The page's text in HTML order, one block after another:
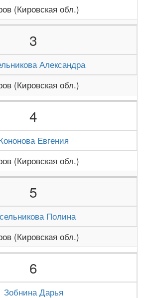
(Кировская обл.)
3
Александра
(Кировская обл.)
4
Евгения
(Кировская обл.)
5
Полина
(Кировская обл.)
6
Зобнина Дарья